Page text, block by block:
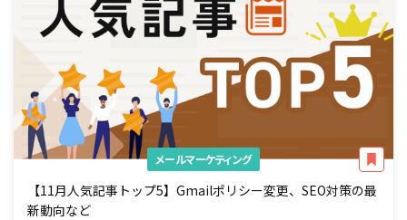
メールマーケティング
【11月人気記事トップ5】Gmailポリシー変更、SEO対策の最
新動向など